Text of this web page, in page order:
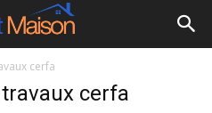
cerfa
cerfa